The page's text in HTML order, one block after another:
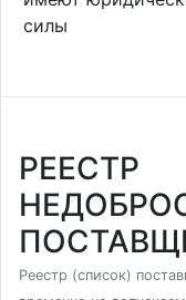
силы
РЕЕСТР
Реестр (список)